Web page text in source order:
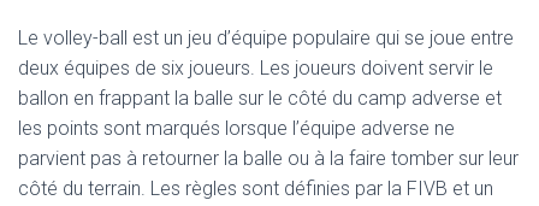
Le volley-ball est un jeu d’équipe populaire qui se joue entre
deux équipes de six joueurs. Les joueurs doivent servir le
ballon en frappant la balle sur le côté du camp adverse et
les points sont marqués lorsque l’équipe adverse ne
parvient pas à retourner la balle ou à la faire tomber sur leur
côté du terrain. Les règles sont définies par la FIVB et un